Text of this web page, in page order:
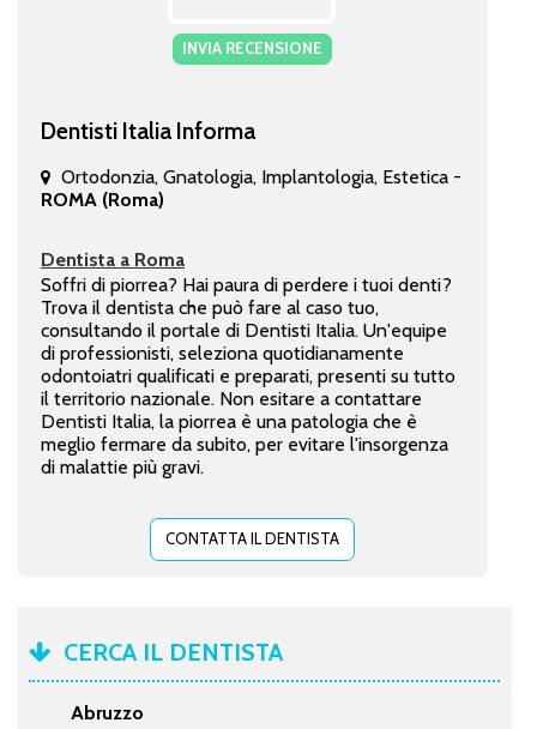
INVIA RECENSIONE
Dentisti Italia Informa
Ortodonzia, Gnatologia, Implantologia, Estetica -
ROMA (Roma)
Dentista a Roma
Soffri di piorrea? Hai paura di perdere i tuoi denti?
Trova il dentista che può fare al caso tuo,
consultando il portale di Dentisti Italia. Un'equipe
di professionisti, seleziona quotidianamente
odontoiatri qualificati e preparati, presenti su tutto
il territorio nazionale. Non esitare a contattare
Dentisti Italia, la piorrea è una patologia che è
meglio fermare da subito, per evitare l'insorgenza
di malattie più gravi.
CONTATTA IL DENTISTA
CERCA IL DENTISTA
Abruzzo